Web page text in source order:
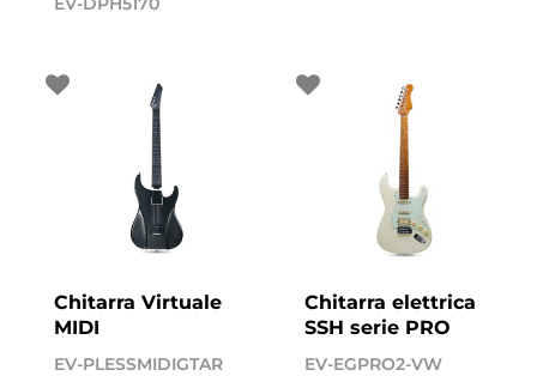
Chitarra Virtuale
MIDI
EV-PLESSMIDIGTAR
Chitarra elettrica
SSH serie PRO
EV-EGPRO2-VW